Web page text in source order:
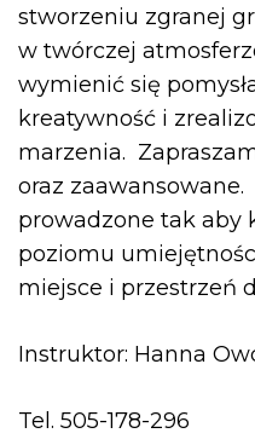
stworzeniu zgranej
w twórczej
wymienić się
kreatywność i
marzenia.
oraz
prowadzone tak aby
poziomu
miejsce i przestrzeń
Instruktor: Hanna
Tel. 505-178-296